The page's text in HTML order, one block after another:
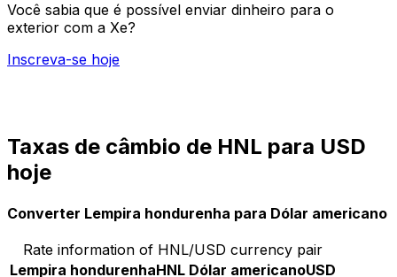
Você sabia que é possível enviar dinheiro para o
exterior com a Xe?
Inscreva-se hoje
Taxas de câmbio de HNL para USD
hoje
Converter Lempira hondurenha para Dólar americano
Rate information of HNL/USD currency pair
Lempira hondurenhaHNL Dólar americanoUSD